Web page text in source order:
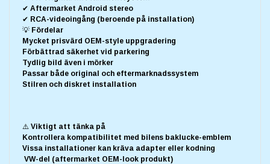
✔ Aftermarket Android stereo
✔ RCA-videoingång (beroende på installation)
💡 Fördelar
Mycket prisvärd OEM-style uppgradering
Förbättrad säkerhet vid parkering
Tydlig bild även i mörker
Passar både original och eftermarknadssystem
Stilren och diskret installation
⚠️ Viktigt att tänka på
Kontrollera kompatibilitet med bilens baklucke-emblem
Vissa installationer kan kräva adapter eller kodning
VW-del (aftermarket OEM-look produkt)